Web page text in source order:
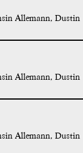
Allemann, Dustin
Allemann, Dustin
Allemann, Dustin